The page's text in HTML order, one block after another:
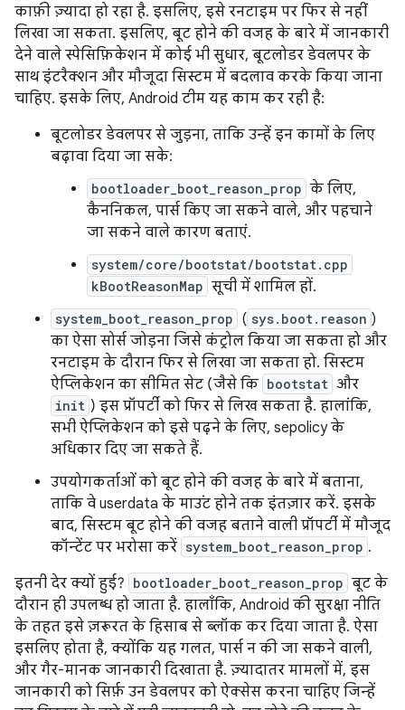
काफ़ी ज़्यादा हो रहा है. इसलिए, इसे रनटाइम पर फिर से नहीं
लिखा जा सकता. इसलिए, बूट होने की वजह के बारे में जानकारी
देने वाले स्पेसिफ़िकेशन में कोई भी सुधार, बूटलोडर डेवलपर के
साथ इंटरैक्शन और मौजूदा सिस्टम में बदलाव करके किया जाना
चाहिए. इसके लिए, Android टीम यह काम कर रही है:
बूटलोडर डेवलपर से जुड़ना, ताकि उन्हें इन कामों के लिए
बढ़ावा दिया जा सके:
bootloader_boot_reason_prop के लिए,
कैननिकल, पार्स किए जा सकने वाले, और पहचाने
जा सकने वाले कारण बताएं.
system/core/bootstat/bootstat.cpp
kBootReasonMap सूची में शामिल हों.
system_boot_reason_prop ( sys.boot.reason )
का ऐसा सोर्स जोड़ना जिसे कंट्रोल किया जा सकता हो और
रनटाइम के दौरान फिर से लिखा जा सकता हो. सिस्टम
ऐप्लिकेशन का सीमित सेट (जैसे कि bootstat और
init ) इस प्रॉपर्टी को फिर से लिख सकता है. हालांकि,
सभी ऐप्लिकेशन को इसे पढ़ने के लिए, sepolicy के
अधिकार दिए जा सकते हैं.
उपयोगकर्ताओं को बूट होने की वजह के बारे में बताना,
ताकि वे userdata के माउंट होने तक इंतज़ार करें. इसके
बाद, सिस्टम बूट होने की वजह बताने वाली प्रॉपर्टी में मौजूद
कॉन्टेंट पर भरोसा करें system_boot_reason_prop .
इतनी देर क्यों हुई? bootloader_boot_reason_prop बूट के
दौरान ही उपलब्ध हो जाता है. हालाँकि, Android की सुरक्षा नीति
के तहत इसे ज़रूरत के हिसाब से ब्लॉक कर दिया जाता है. ऐसा
इसलिए होता है, क्योंकि यह गलत, पार्स न की जा सकने वाली,
और गैर-मानक जानकारी दिखाता है. ज़्यादातर मामलों में, इस
जानकारी को सिर्फ़ उन डेवलपर को ऐक्सेस करना चाहिए जिन्हें